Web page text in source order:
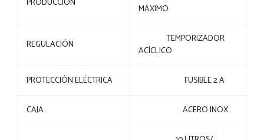
MÁXIMO
REGULACIÓN
TEMPORIZADOR
ACÍCLICO
PROTECCIÓN ELÉCTRICA FUSIBLE 2 A
CAJA ACERO INOX.